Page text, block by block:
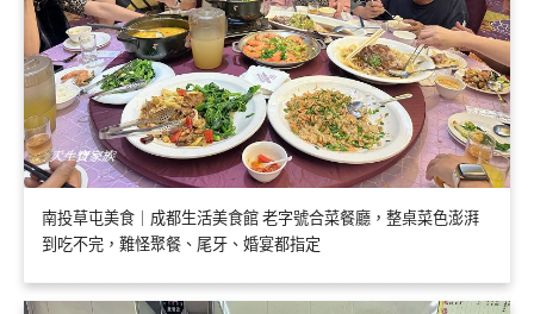
南投草屯美食｜成都生活美食館 老字號合菜餐廳，整桌菜色澎湃
到吃不完，難怪聚餐、尾牙、婚宴都指定